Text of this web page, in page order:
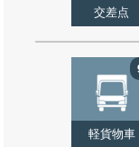
交差点
軽貨物車